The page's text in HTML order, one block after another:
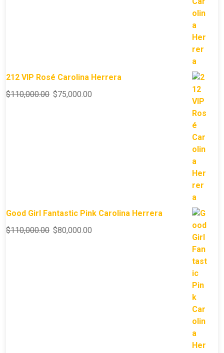
212 VIP Rosé Carolina Herrera
$110,000.00 $75,000.00
Good Girl Fantastic Pink Carolina Herrera
$110,000.00 $80,000.00